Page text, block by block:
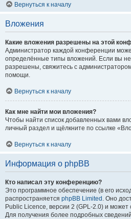
Вернуться к началу
Вложения
Какие вложения разрешены на этой
Администратор каждой конференции
определённые типы вложений. Если вы не
разрешены, свяжитесь с
помощи.
Вернуться к началу
Как мне найти мои вложения?
Чтобы найти список добавленных вами
личный раздел и щёлкните по ссылке
Вернуться к началу
Информация о phpBB
Кто написал эту конференцию?
Это программное обеспечение (в его
распространяется phpBB Limited . Оно
Public Licence, версии 2 (GPL-2.0) и может
Для получения более подробных